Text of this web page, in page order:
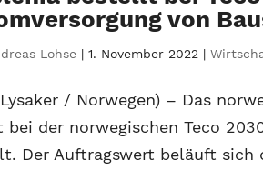
von
Lohse |1. November 2022 |
/ Norwegen) – Das
bei der norwegischen Teco
Der Auftragswert beläuft sich